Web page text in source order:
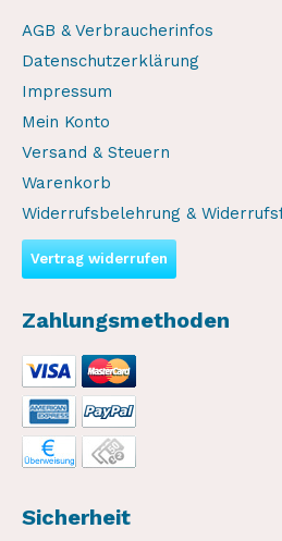
AGB & Verbraucherinfos
Datenschutzerklärung
Impressum
Mein Konto
Versand & Steuern
Warenkorb
Widerrufsbelehrung &
Vertrag widerrufen
Zahlungsmethoden
Sicherheit